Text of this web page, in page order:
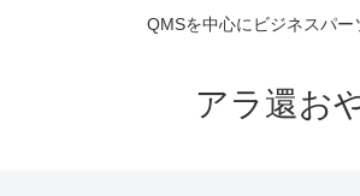
QMSを中心にビジネスパー
アラ還お